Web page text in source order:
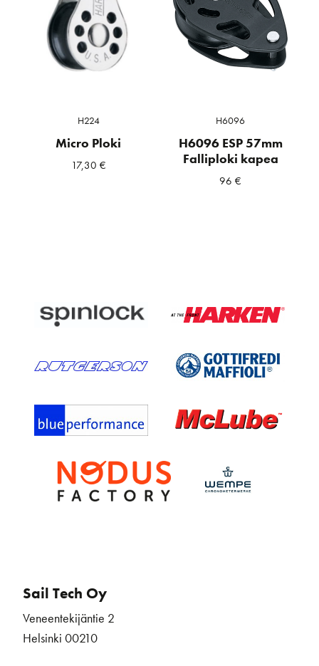
H224
Micro Ploki
17,30 €
H6096
H6096 ESP 57mm
Falliploki kapea
96€
Sail Tech Oy
Veneentekijäntie 2
Helsinki 00210